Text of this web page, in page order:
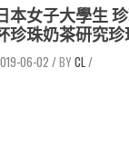
本女子大學生
珍珠奶茶研究珍
06-02 / CL /